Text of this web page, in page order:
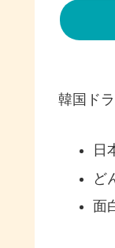
韓国ド
日
ど
面